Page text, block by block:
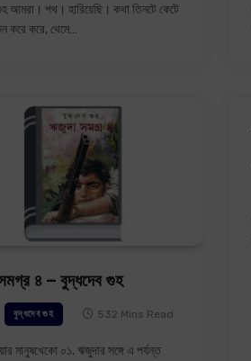
আমরা। পথ। হারিয়েছি। কথা তিনটে কেটে
করে করে, থেমে…
৪ – বুদ্ধদেব গুহ
বুদ্ধদেব গুহ 532 Mins Read
মানুষখেকো ০১. ঋজুদার সঙ্গে এ পর্যন্ত